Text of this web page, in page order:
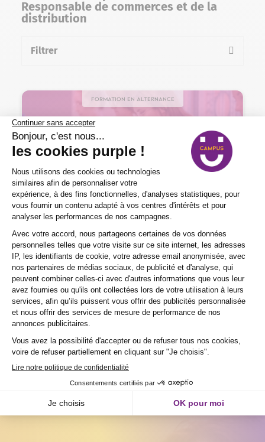
Responsable de commerces et de la
distribution
Filtrer
Formation en alternance
Commerce – Vente > Commerce
Responsable de commerces et de la
distribution
Nos certificats, titres et diplômes de
Niveau 6
En centre, en alternance
Jeune de 15 à 29 ans